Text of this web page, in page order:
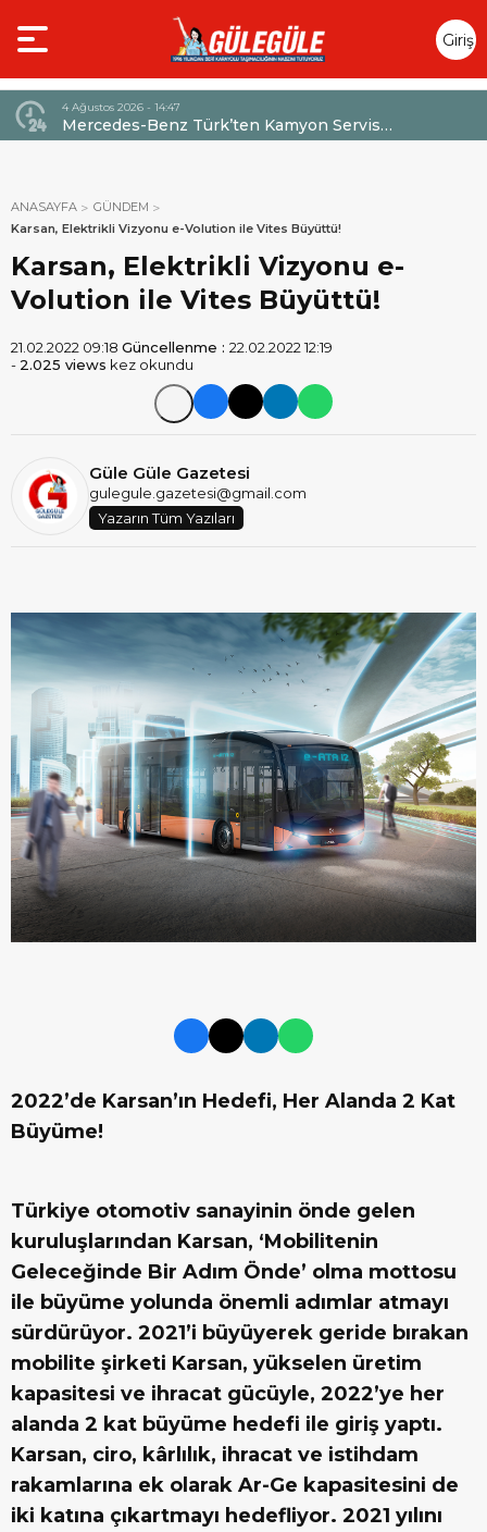
Giriş
Yap
4 Ağustos 2026 - 14:47
Mercedes-Benz Türk’ten Kamyon Servis
Sözleşmelerinde 36 Aya Varan Taksit İmkânı
ANASAYFA
GÜNDEM
Karsan, Elektrikli Vizyonu e-Volution ile Vites Büyüttü!
Karsan, Elektrikli Vizyonu e-
Volution ile Vites Büyüttü!
21.02.2022 09:18 Güncellenme : 22.02.2022 12:19
- 2.025 views kez okundu
Güle Güle Gazetesi
gulegule.gazetesi@gmail.com
Yazarın Tüm Yazıları
2022’de Karsan’ın Hedefi, Her Alanda 2 Kat
Büyüme!
Türkiye otomotiv sanayinin önde gelen
kuruluşlarından Karsan, ‘Mobilitenin
Geleceğinde Bir Adım Önde’ olma mottosu
ile büyüme yolunda önemli adımlar atmayı
sürdürüyor. 2021’i büyüyerek geride bırakan
mobilite şirketi Karsan, yükselen üretim
kapasitesi ve ihracat gücüyle, 2022’ye her
alanda 2 kat büyüme hedefi ile giriş yaptı.
Karsan, ciro, kârlılık, ihracat ve istihdam
rakamlarına ek olarak Ar-Ge kapasitesini de
iki katına çıkartmayı hedefliyor. 2021 yılını